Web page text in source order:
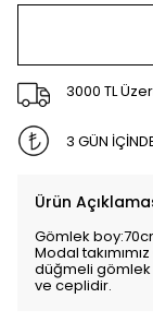
3000 TL
3 GÜN
Ürün
Gömlek
Modal
düğmeli gömlek
ve ceplidir.